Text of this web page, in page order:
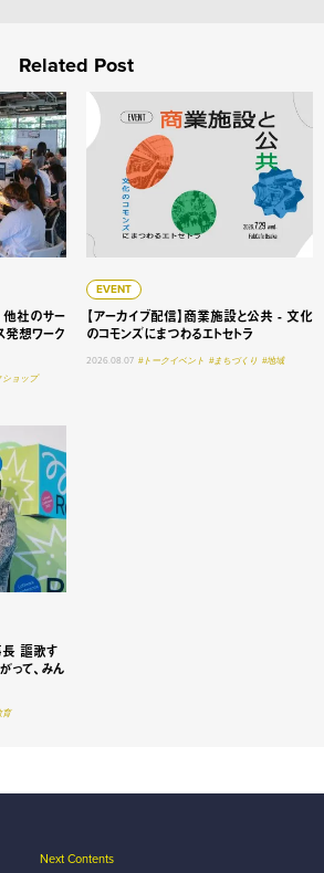
Related Post
社のサー
発想ワーク
ショップ
他社のサービスを勝手に考える
EVENT
【アーカイブ配信】商業施設と公共 - 文化
のコモンズにまつわるエトセトラ
2026.08.07 #トークイベント #まちづくり #地域
【アーカイブ配信】商業施
謳歌す
て、みん
育
理事長 謳歌する学びの未来 ──「み
Next Contents